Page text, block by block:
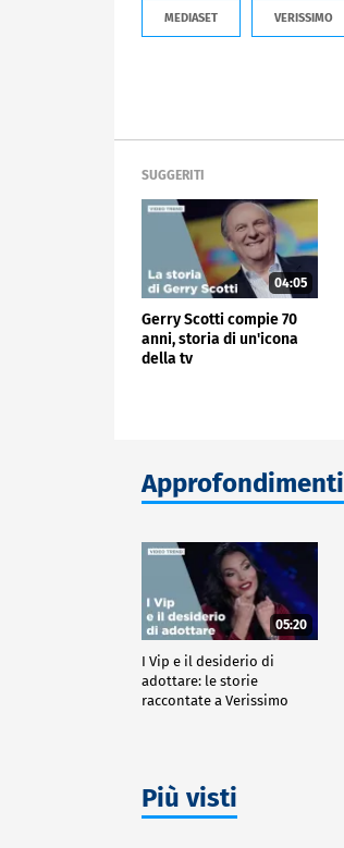
MEDIASET VERISSIMO
SUGGERITI
04:05
Gerry Scotti compie 70
anni, storia di un'icona
della tv
Approfondimenti
05:20
I Vip e il desiderio di
adottare: le storie
raccontate a Verissimo
Più visti